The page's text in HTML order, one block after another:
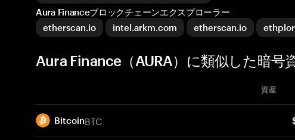
Aura Financeブロックチェーンエクスプローラー
etherscan.io
intel.arkm.com etherscan.io
Aura Finance（AURA）に類似した暗号
資産
BitcoinBTC